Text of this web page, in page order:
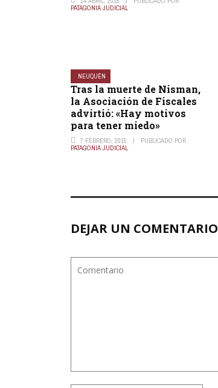
PATAGONIA JUDICIAL
NEUQUÉN
Tras la muerte de Nisman,
la Asociación de Fiscales
advirtió: «Hay motivos
para tener miedo»
7 FEBRERO, 2015
PUBLICADO POR
PATAGONIA JUDICIAL
DEJAR UN COMENTARIO